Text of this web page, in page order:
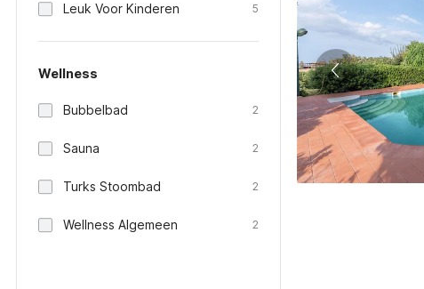
Leuk Voor Kinderen 5
Wellness
Bubbelbad 2
Sauna 2
Turks Stoombad 2
Wellness Algemeen 2